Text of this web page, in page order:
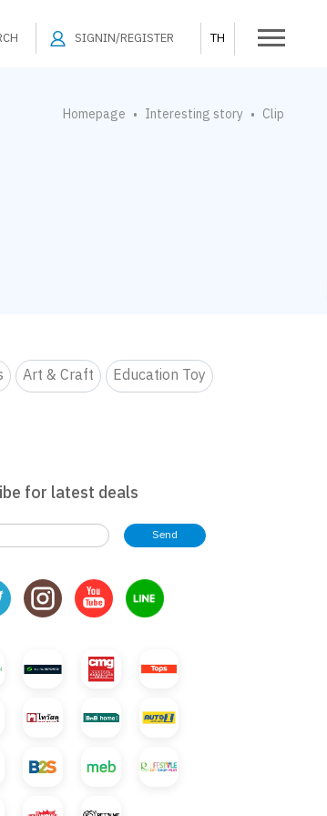
SIGNIN/REGISTER TH
Homepage • Interesting story • Clip
Art & Craft
Education Toy
for latest deals
Send